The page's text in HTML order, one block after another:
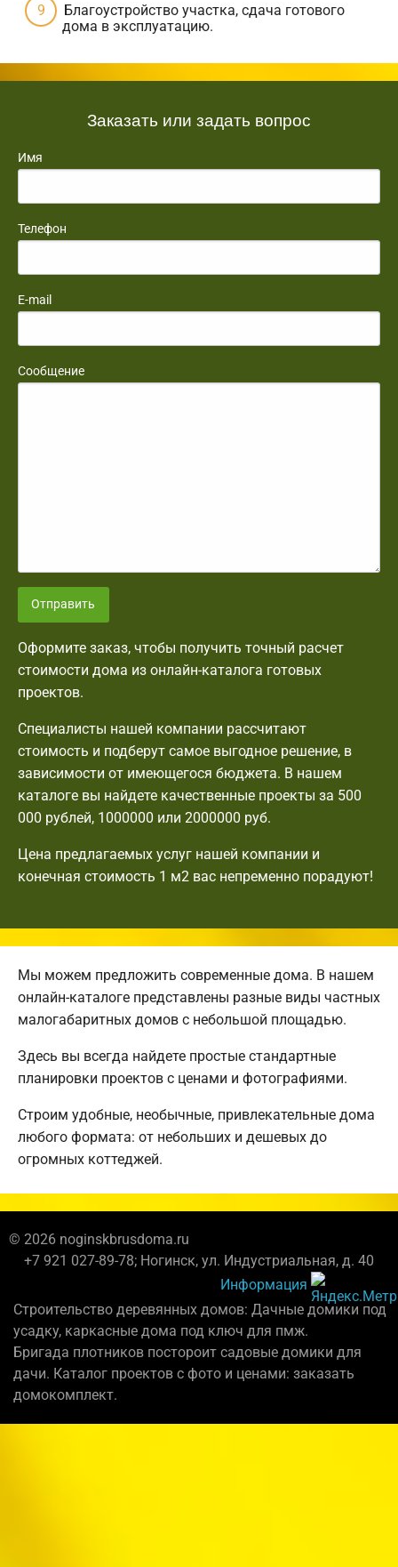
Благоустройство участка, сдача готового
дома в эксплуатацию.
Заказать или задать вопрос
Имя
Телефон
E-mail
Сообщение
Отправить
Оформите заказ, чтобы получить точный расчет
стоимости дома из онлайн-каталога готовых
проектов.
Специалисты нашей компании рассчитают
стоимость и подберут самое выгодное решение, в
зависимости от имеющегося бюджета. В нашем
каталоге вы найдете качественные проекты за 500
000 рублей, 1000000 или 2000000 руб.
Цена предлагаемых услуг нашей компании и
конечная стоимость 1 м2 вас непременно порадуют!
Мы можем предложить современные дома. В нашем
онлайн-каталоге представлены разные виды частных
малогабаритных домов с небольшой площадью.
Здесь вы всегда найдете простые стандартные
планировки проектов с ценами и фотографиями.
Строим удобные, необычные, привлекательные дома
любого формата: от небольших и дешевых до
огромных коттеджей.
© 2026 noginskbrusdoma.ru
+7 921 027-89-78; Ногинск, ул. Индустриальная, д. 40
Информация
Строительство деревянных домов: Дачные домики под
усадку, каркасные дома под ключ для пмж.
Бригада плотников постороит садовые домики для
дачи. Каталог проектов с фото и ценами: заказать
домокомплект.